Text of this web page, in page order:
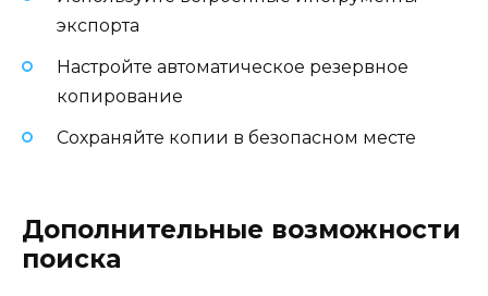
экспорта
Настройте автоматическое резервное
копирование
Сохраняйте копии в безопасном месте
Дополнительные возможности
поиска